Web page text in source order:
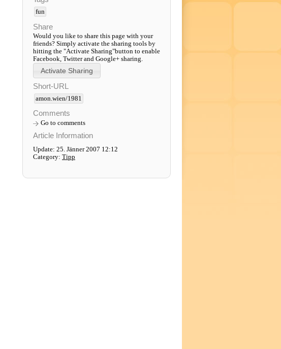
fun
Share
Would you like to share this page with your
friends? Simply activate the sharing tools by
hitting the "Activate Sharing"button to enable
Facebook, Twitter and Google+ sharing.
Short-URL
amon.wien/1981
Comments
Go to comments
Article Information
Update: 25. Jänner 2007 12:12
Category: Tipp